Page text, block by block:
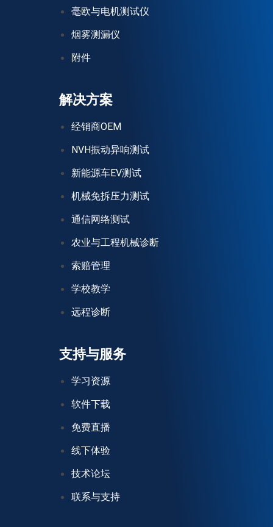
毫欧与电机测试仪
烟雾测漏仪
附件
解决方案
经销商OEM
NVH振动异响测试
新能源车EV测试
机械免拆压力测试
通信网络测试
农业与工程机械诊断
索赔管理
学校教学
远程诊断
支持与服务
学习资源
软件下载
免费直播
线下体验
技术论坛
联系与支持